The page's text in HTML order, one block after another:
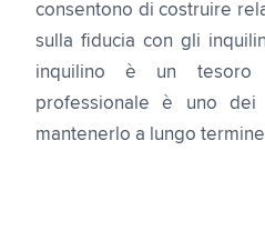
consentono di costruire
sulla fiducia con gli
inquilino è un tesoro
professionale è uno
mantenerlo a lungo